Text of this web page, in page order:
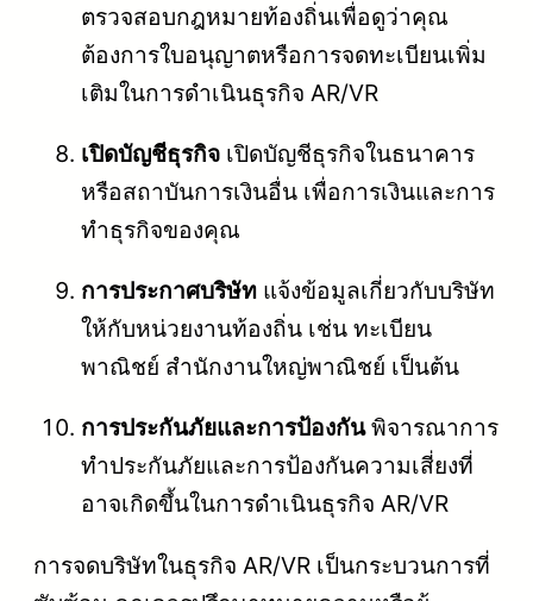
ตรวจสอบกฎหมายท้องถิ่นเพื่อดูว่าคุณ
ต้องการใบอนุญาตหรือการจดทะเบียนเพิ่ม
เติมในการดำเนินธุรกิจ AR/VR
เปิดบัญชีธุรกิจ เปิดบัญชีธุรกิจในธนาคาร
หรือสถาบันการเงินอื่น เพื่อการเงินและการ
ทำธุรกิจของคุณ
การประกาศบริษัท แจ้งข้อมูลเกี่ยวกับบริษัท
ให้กับหน่วยงานท้องถิ่น เช่น ทะเบียน
พาณิชย์ สำนักงานใหญ่พาณิชย์ เป็นต้น
การประกันภัยและการป้องกันพิจารณาการ
ทำประกันภัยและการป้องกันความเสี่ยงที่
อาจเกิดขึ้นในการดำเนินธุรกิจ AR/VR
การจดบริษัทในธุรกิจ AR/VR เป็นกระบวนการที่